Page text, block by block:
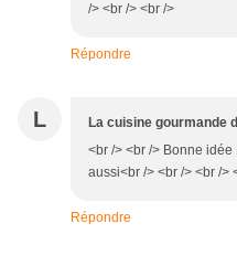
/> <br /> <br />
Répondre
L La cuisine gourmande
<br /> <br /> Bonne
aussi<br /> <br /> <br />
Répondre